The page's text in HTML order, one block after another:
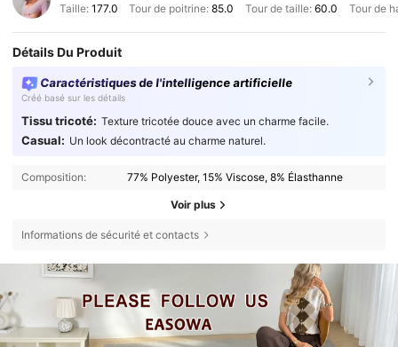
Taille: 177.0 Tour de poitrine:85.0 Tour de taille: 60.0 Tour de
Détails Du Produit
Caractéristiques de l'intelligence artificielle
Créé basé sur les détails
Tissu tricoté: Texture tricotée douce avec un charme facile.
Casual: Un look décontracté au charme naturel.
Composition: 77% Polyester, 15% Viscose, 8% Élasthanne
Voir plus
Informations de sécurité et contacts